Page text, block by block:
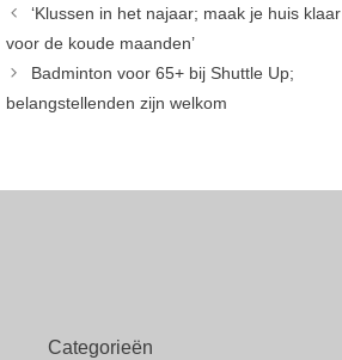
‘Klussen in het najaar; maak je huis klaar
voor de koude maanden’
Badminton voor 65+ bij Shuttle Up;
belangstellenden zijn welkom
Categorieën